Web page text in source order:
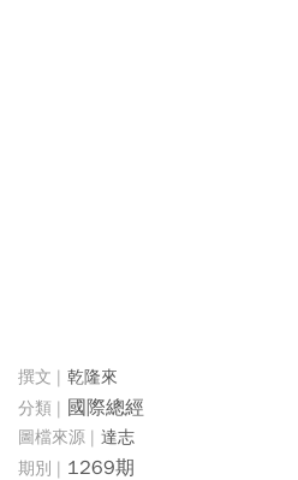
乾隆來
國際總經
達志
1269期